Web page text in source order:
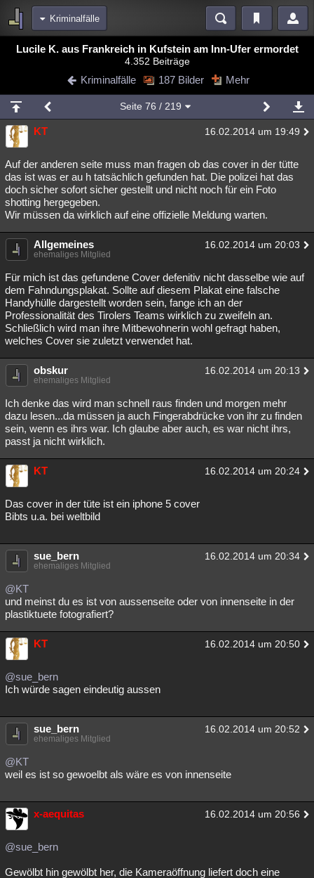
Kriminalfälle
Bereiche
Blogs Videos
Chat Wiki Neuigkeiten
meine Rubriken
Menschen Mystery Kriminalfälle
Spiritualität Verschwörungen Technologie Ufologie
Natur Umfragen Unterhaltung
weitere Rubriken
Philosophie Träume Orte Esoterik Literatur
Astronomie Helpdesk
Musik Clash Verbesserungen Allmystery English
Übersichten
Besucht Teilgenommen Alle Neue Geschlossen
Lesenswert Schlüsselwörter
Lucile K. aus Frankreich in Kufstein am Inn-Ufer ermordet
4.352 Beiträge
Kriminalfälle 187 Bilder Mehr
Seite 76 / 219
KT 16.02.2014 um 19:49
Auf der anderen seite muss man fragen ob das cover in der tütte
das ist was er au h tatsächlich gefunden hat. Die polizei hat das
doch sicher sofort sicher gestellt und nicht noch für ein Foto
shotting hergegeben.
Wir müssen da wirklich auf eine offizielle Meldung warten.
Allgemeines 16.02.2014 um 20:03
ehemaliges Mitglied
Für mich ist das gefundene Cover defenitiv nicht dasselbe wie auf
dem Fahndungsplakat. Sollte auf diesem Plakat eine falsche
Handyhülle dargestellt worden sein, fange ich an der
Professionalität des Tirolers Teams wirklich zu zweifeln an.
Schließlich wird man ihre Mitbewohnerin wohl gefragt haben,
welches Cover sie zuletzt verwendet hat.
obskur 16.02.2014 um 20:13
ehemaliges Mitglied
Ich denke das wird man schnell raus finden und morgen mehr
dazu lesen...da müssen ja auch Fingerabdrücke von ihr zu finden
sein, wenn es ihrs war. Ich glaube aber auch, es war nicht ihrs,
passt ja nicht wirklich.
KT 16.02.2014 um 20:24
Das cover in der tüte ist ein iphone 5 cover
Bibts u.a. bei weltbild
sue_bern 16.02.2014 um 20:34
ehemaliges Mitglied
@KT
und meinst du es ist von aussenseite oder von innenseite in der
plastiktuete fotografiert?
KT 16.02.2014 um 20:50
@sue_bern
Ich würde sagen eindeutig aussen
sue_bern 16.02.2014 um 20:52
ehemaliges Mitglied
@KT
weil es ist so gewoelbt als wäre es von innenseite
x-aequitas 16.02.2014 um 20:56
@sue_bern
Gewölbt hin gewölbt her, die Kameraöffnung liefert doch eine